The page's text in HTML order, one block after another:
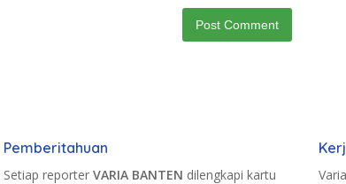
Pemberitahuan
Setiap reporter VARIA BANTEN dilengkapi kartu